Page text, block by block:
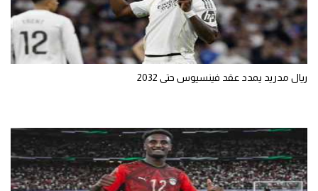
ريال مدريد يمدد عقد فينسيوس حتى 2032